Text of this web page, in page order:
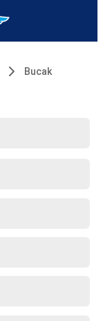
Bucak